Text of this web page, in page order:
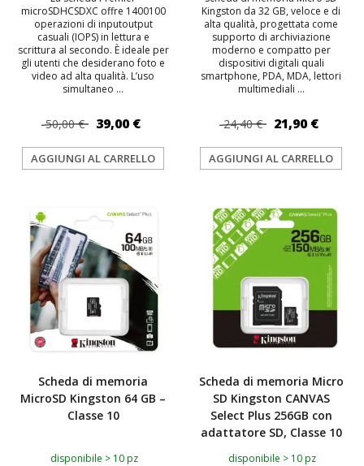
microSDHCSDXC offre 1400100
operazioni di inputoutput
casuali (IOPS) in lettura e
scrittura al secondo. È ideale per
gli utenti che desiderano foto e
video ad alta qualità. L’uso
simultaneo ...
50,00 € 39,00 €
AGGIUNGI AL CARRELLO
Kingston da 32 GB, veloce e di
alta qualità, progettata come
supporto di archiviazione
moderno e compatto per
dispositivi digitali quali
smartphone, PDA, MDA, lettori
multimediali ...
24,40 € 21,90 €
AGGIUNGI AL CARRELLO
Scheda di memoria
MicroSD Kingston 64 GB –
Classe 10
disponibile > 10 pz
Scheda di memoria Micro
SD Kingston CANVAS
Select Plus 256GB con
adattatore SD, Classe 10
disponibile > 10 pz